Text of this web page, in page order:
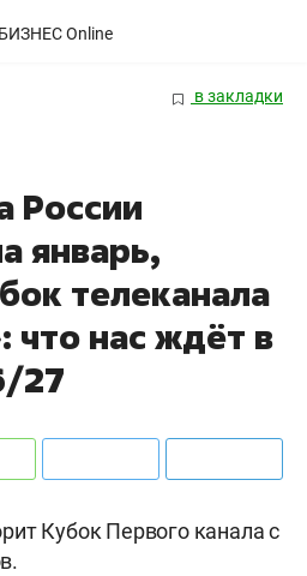
в закладки
России
январь,
телеканала
что нас ждёт в
27
Кубок Первого канала с